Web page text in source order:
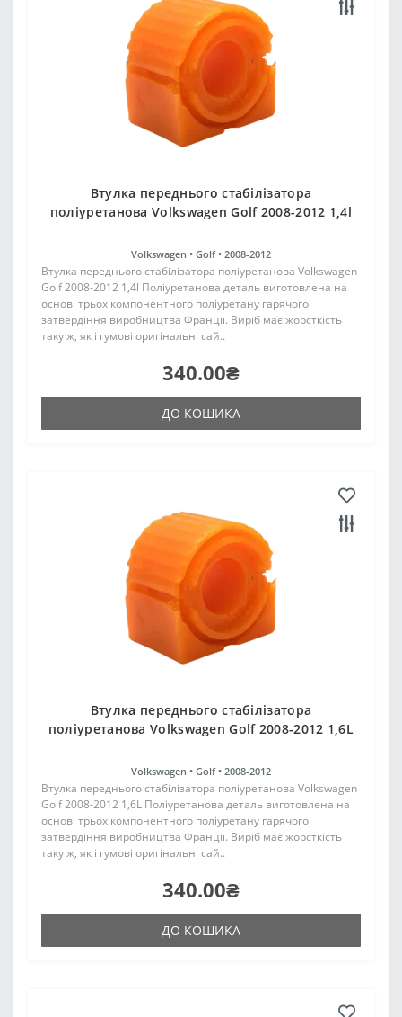
Втулка переднього стабілізатора
поліуретанова Volkswagen Golf 2008-2012 1,4l
Volkswagen • Golf • 2008-2012
Втулка переднього стабілізатора поліуретанова Volkswagen
Golf 2008-2012 1,4l Поліуретанова деталь виготовлена на
основі трьох компонентного поліуретану гарячого
затвердіння виробництва Франції. Виріб має жорсткість
таку ж, як і гумові оригінальні сай..
340.00₴
ДО КОШИКА
Втулка переднього стабілізатора
поліуретанова Volkswagen Golf 2008-2012 1,6L
Volkswagen • Golf • 2008-2012
Втулка переднього стабілізатора поліуретанова Volkswagen
Golf 2008-2012 1,6L Поліуретанова деталь виготовлена на
основі трьох компонентного поліуретану гарячого
затвердіння виробництва Франції. Виріб має жорсткість
таку ж, як і гумові оригінальні сай..
340.00₴
ДО КОШИКА